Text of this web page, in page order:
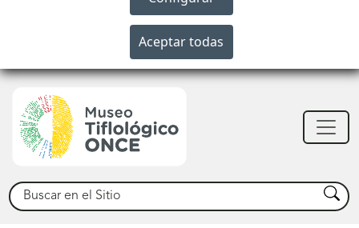
Buscar Buscar